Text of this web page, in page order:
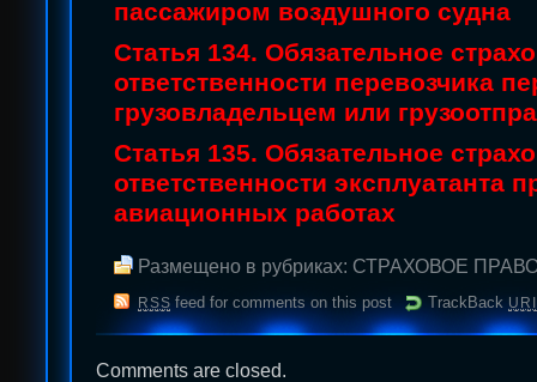
пассажиром воздушного судна
Статья 134. Обязательное
ответственности перевозчика
грузовладельцем или
Статья 135. Обязательное
ответственности эксплуатанта
авиационных работах
Размещено в рубриках: СТРАХОВОЕ
RSS feed for comments on this post TrackBack URI
Comments are closed.